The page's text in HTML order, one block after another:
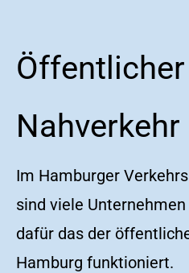
Öffentlicher
Nahverkehr
Im Hamburger
sind viele
dafür das der
Hamburg funktioniert.